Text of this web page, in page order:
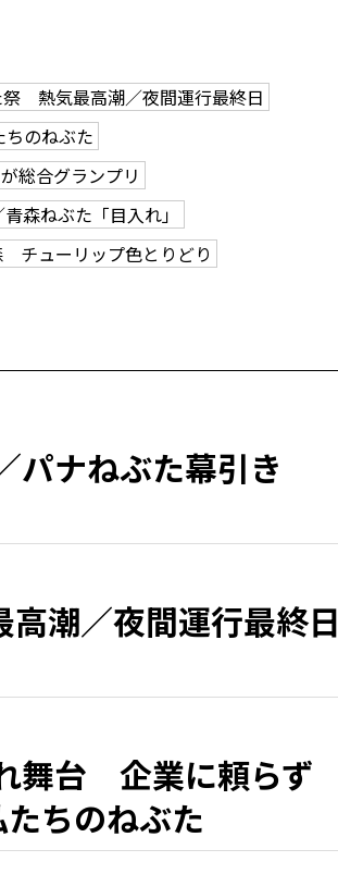
祭 熱気最高潮／夜間運行最終日
のねぶた
総合グランプリ
森ねぶた「目入れ」
チューリップ色とりどり
ナねぶた幕引き
潮／夜間運行最終日
舞台 企業に頼らず
たちのねぶた